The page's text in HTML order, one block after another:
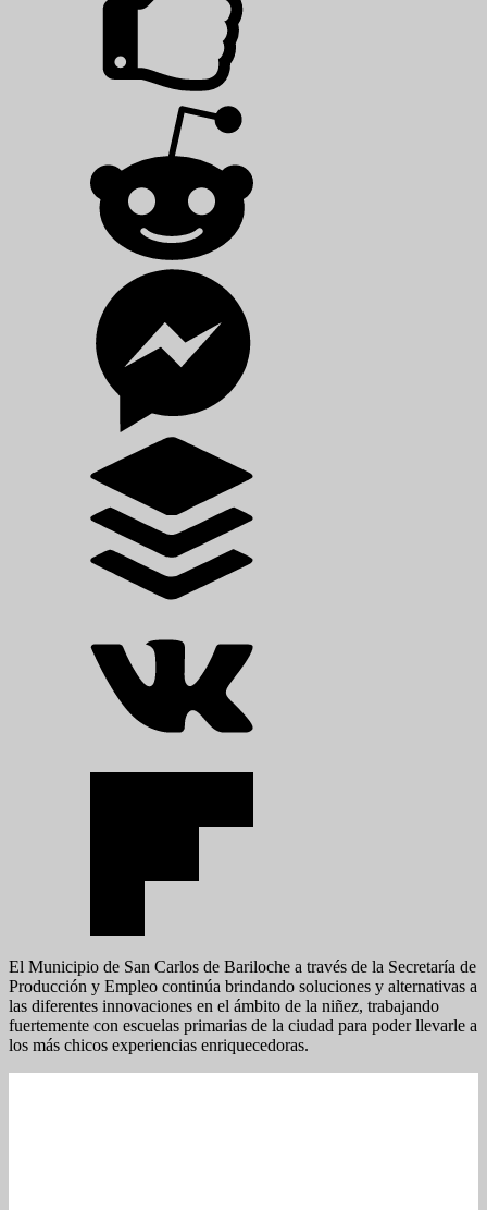
El Municipio de San Carlos de Bariloche a través de la Secretaría de
Producción y Empleo continúa brindando soluciones y alternativas a
las diferentes innovaciones en el ámbito de la niñez, trabajando
fuertemente con escuelas primarias de la ciudad para poder llevarle a
los más chicos experiencias enriquecedoras.